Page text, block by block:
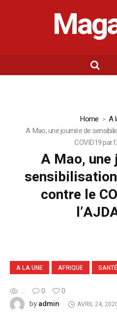
Home
A
A Mao, une journée de
COVID19 par
A Mao, une
contre le
A LA UNE AFRIQUE SANTÉ
... 0
0
byadmin AVRIL 24,